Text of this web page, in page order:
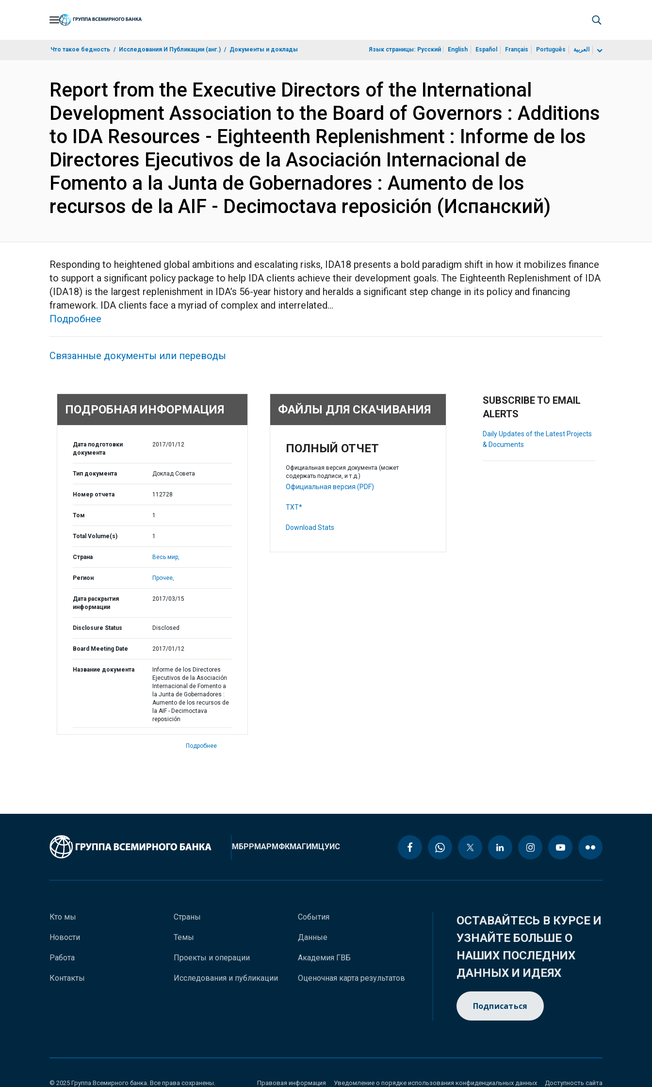
Что такое бедность Исследования И Публикации (анг.) Документы и доклады Язык страницы: Русский English Español Français Português العربية
Report from the Executive Directors of the International
Development Association to the Board of Governors : Additions
to IDA Resources - Eighteenth Replenishment : Informe de los
Directores Ejecutivos de la Asociación Internacional de
Fomento a la Junta de Gobernadores : Aumento de los
recursos de la AIF - Decimoctava reposición (Испанский)
Responding to heightened global ambitions and escalating risks, IDA18 presents a bold paradigm shift in how it mobilizes finance
to support a significant policy package to help IDA clients achieve their development goals. The Eighteenth Replenishment of IDA
(IDA18) is the largest replenishment in IDA’s 56-year history and heralds a significant step change in its policy and financing
framework. IDA clients face a myriad of complex and interrelated...
Подробнее
Связанные документы или переводы
ПОДРОБНАЯ ИНФОРМАЦИЯ
Дата подготовки
документа
2017/01/12
Тип документа Доклад Совета
Номер отчета 112728
Том 1
Total Volume(s) 1
Страна Весь мир,
Регион Прочее,
Дата раскрытия
информации
2017/03/15
Disclosure Status Disclosed
Board Meeting Date 2017/01/12
Название документа
Informe de los Directores
Ejecutivos de la Asociación
Internacional de Fomento a
la Junta de Gobernadores :
Aumento de los recursos de
la AIF - Decimoctava
reposición
Подробнее
ФАЙЛЫ ДЛЯ СКАЧИВАНИЯ
ПОЛНЫЙ ОТЧЕТ
Официальная версия документа (может
содержать подписи, и т.д.)
Официальная версия (PDF)
TXT*
Download Stats
SUBSCRIBE TO EMAIL
ALERTS
Daily Updates of the Latest Projects
& Documents
МБРРМАРМФКМАГИМЦУИС
Кто мы
Новости
Работа
Контакты
Страны
Темы
Проекты и операции
Исследования и публикации
События
Данные
Академия ГВБ
Оценочная карта результатов
ОСТАВАЙТЕСЬ В КУРСЕ И
УЗНАЙТЕ БОЛЬШЕ О
НАШИХ ПОСЛЕДНИХ
ДАННЫХ И ИДЕЯХ
Подписаться
© 2025 Группа Всемирного банка. Все права сохранены. Правовая информация Уведомление о порядке использования конфиденциальных данных Доступность сайта